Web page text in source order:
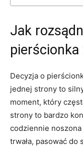
Jak
pierścionka
Decyzja o
jednej strony to
moment, który
strony to bardzo
codziennie
trwała, pasować